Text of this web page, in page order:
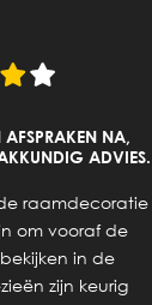
NA,
ADVIES.
raamdecoratie
om vooraf de
in de
zijn keurig